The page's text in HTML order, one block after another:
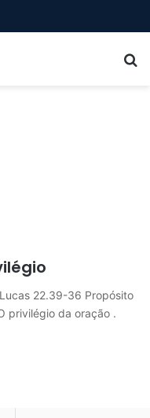
(Jó 40:6 a Jó 41:34)
Lucas 22.39-36 Propósito
privilégio da oração .